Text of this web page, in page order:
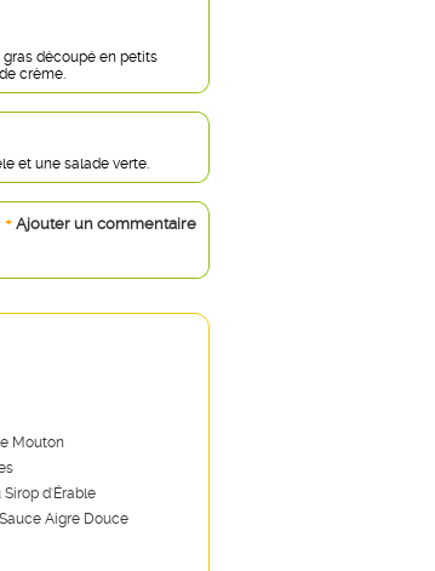
découpé en petits
crème.
et une salade verte.
+ Ajouter un commentaire
Mouton
d'Érable
Aigre Douce